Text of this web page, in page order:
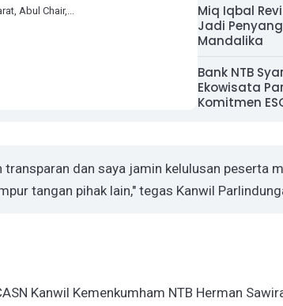
Abul Chair,...
Miq Iqbal
Jadi
Mandalika
Bank NTB
Ekowisata
Komitmen
transparan dan saya jamin kelulusan peserta
tangan pihak lain," tegas Kanwil
Kanwil Kemenkumham NTB Herman